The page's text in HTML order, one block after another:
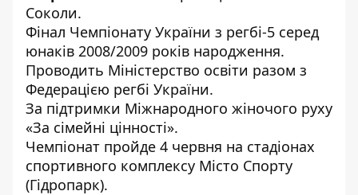
Соколи.
Фінал Чемпіонату України з регбі-5 серед
юнаків 2008/2009 років народження.
Проводить Міністерство освіти разом з
Федерацією регбі України.
За підтримки Міжнародного жіночого руху
«За сімейні цінності».
Чемпіонат пройде 4 червня на стадіонах
спортивного комплексу Місто Спорту
(Гідропарк).